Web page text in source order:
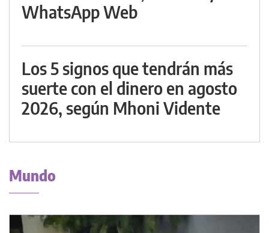
WhatsApp Web
Los 5 signos que tendrán más
suerte con el dinero en agosto
2026, según Mhoni Vidente
Mundo